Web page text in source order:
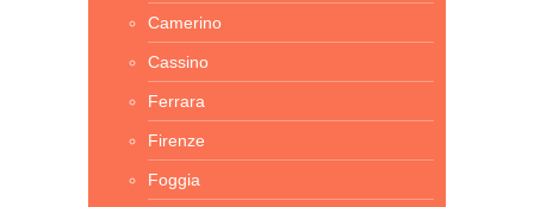
Camerino
Cassino
Ferrara
Firenze
Foggia